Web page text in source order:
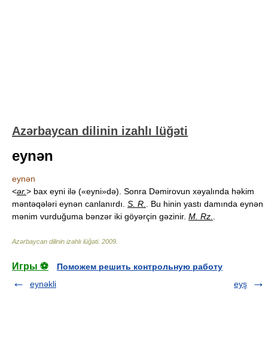
Azərbaycan dilinin izahlı lüğəti
eynən
eynən
<ər.> bax eyni ilə («eyni»də). Sonra Dəmirovun xəyalında həkim
məntəqələri eynən canlanırdı. S. R.
. Bu hinin yastı damında eynən
mənim vurduğuma bənzər iki göyərçin gəzinir. M. Rz.
Azərbaycan dilinin izahlı lüğəti. 2009
Игры ⚽
Поможем решить контрольную работу
eynəkli
eyş